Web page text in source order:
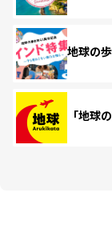
地球の
「地球